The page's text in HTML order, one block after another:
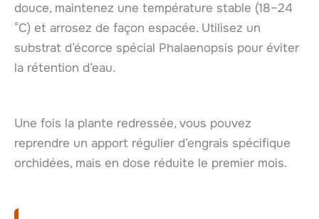
douce, maintenez une température stable (18–24
°C) et arrosez de façon espacée. Utilisez un
substrat d’écorce spécial Phalaenopsis pour éviter
la rétention d’eau.
Une fois la plante redressée, vous pouvez
reprendre un apport régulier d’engrais spécifique
orchidées, mais en dose réduite le premier mois.